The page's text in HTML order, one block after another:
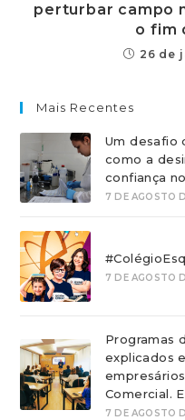
perturbar campo
o fim
26 de
Mais Recentes
Um desafio
como a
confiança
7 DE AGOSTO
7 DE AGOSTO
Programas
explicados
Comercial.
7 DE AGOSTO